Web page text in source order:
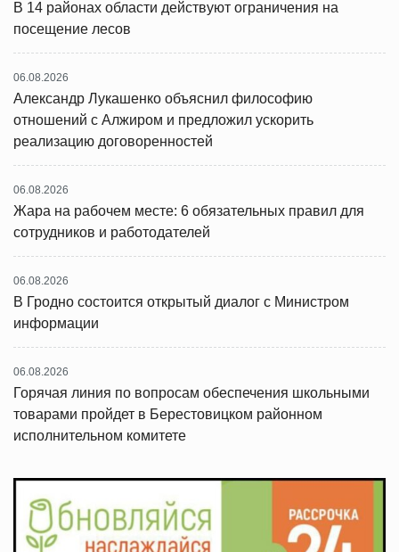
В 14 районах области действуют ограничения на
посещение лесов
06.08.2026
Александр Лукашенко объяснил философию
отношений с Алжиром и предложил ускорить
реализацию договоренностей
06.08.2026
Жара на рабочем месте: 6 обязательных правил для
сотрудников и работодателей
06.08.2026
В Гродно состоится открытый диалог с Министром
информации
06.08.2026
Горячая линия по вопросам обеспечения школьными
товарами пройдет в Берестовицком районном
исполнительном комитете